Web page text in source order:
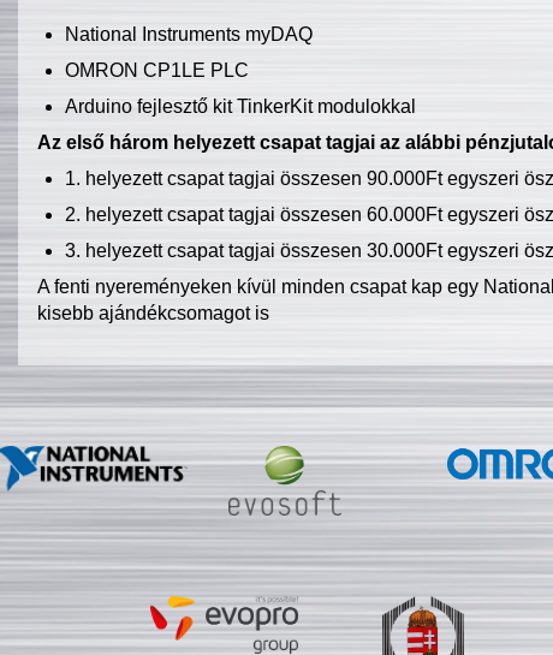
National Instruments myDAQ
OMRON CP1LE PLC
Arduino fejlesztő kit TinkerKit modulokkal
Az első három helyezett csapat tagjai az alábbi
1. helyezett csapat tagjai összesen 90.000Ft egyszeri
2. helyezett csapat tagjai összesen 60.000Ft egyszeri
3. helyezett csapat tagjai összesen 30.000Ft egyszeri
A fenti nyereményeken kívül minden csapat kap egy
kisebb ajándékcsomagot is